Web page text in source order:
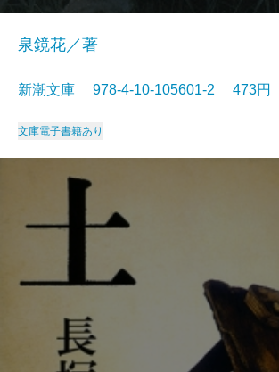
泉鏡花／著
新潮文庫 978-4-10-105601-2 473円
文庫電子書籍あり